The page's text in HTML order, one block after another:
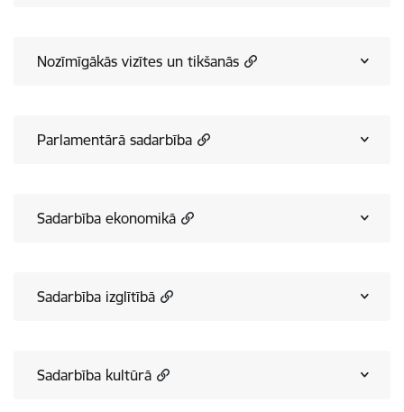
Nozīmīgākās vizītes un tikšanās
Parlamentārā sadarbība
Sadarbība ekonomikā
Sadarbība izglītībā
Sadarbība kultūrā